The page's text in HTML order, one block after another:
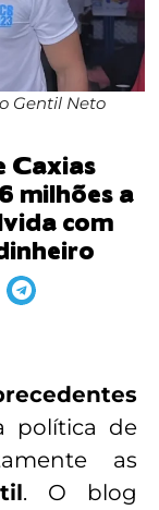
Gentil Neto
Caxias
milhões a
com
política de
as
. O blog